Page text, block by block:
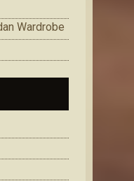
Wardrobe